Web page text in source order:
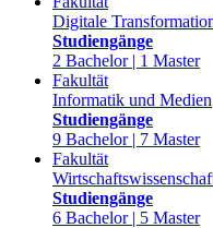
Digitale
Studiengänge
2 Bachelor | 1 Master
Fakultät
Informatik und Medien
Studiengänge
9 Bachelor | 7 Master
Fakultät
Studiengänge
6 Bachelor | 5 Master